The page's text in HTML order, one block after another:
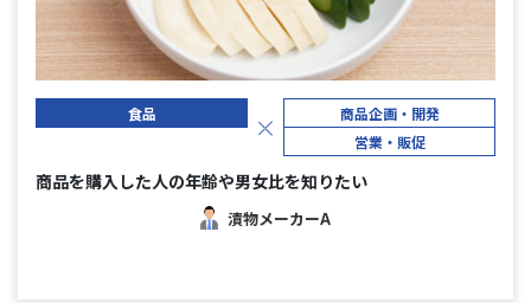
食品
商品企画・開発
営業・販促
商品を購入した人の年齢や男女比を知りたい
漬物メーカーA